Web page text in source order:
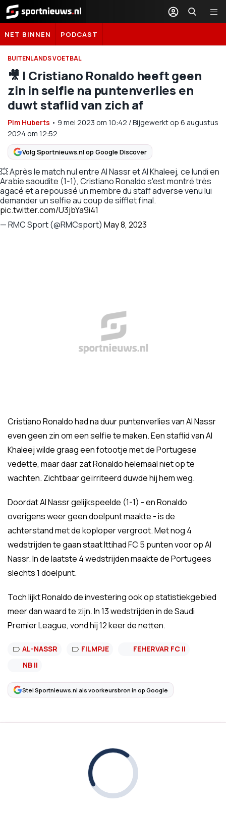
Sportnieuws.nl
NET BINNEN PODCAST
BUITENLANDS VOETBAL
🎥 | Cristiano Ronaldo heeft geen
zin in selfie na puntenverlies en
duwt staflid van zich af
Pim Huberts • 9 mei 2023 om 10:42 /Bijgewerkt op 6 augustus
2024 om 12:52
Volg Sportnieuws.nl op Google Discover
💥 Après le match nul entre Al Nassr et Al Khaleej, ce lundi en
Arabie saoudite (1-1), Cristiano Ronaldo s'est montré très
agacé et a repoussé un membre du staff adverse venu lui
demander un selfie au coup de sifflet final.
pic.twitter.com/U3jbYa9i41
— RMC Sport (@RMCsport) May 8, 2023
Cristiano Ronaldo had na duur puntenverlies van Al Nassr
even geen zin om een selfie te maken. Een staflid van Al
Khaleej wilde graag een fotootje met de Portugese
vedette, maar daar zat Ronaldo helemaal niet op te
wachten. Zichtbaar geïrriteerd duwde hij hem weg.
Doordat Al Nassr gelijkspeelde (1-1) - en Ronaldo
overigens weer geen doelpunt maakte - is de
achterstand met de koploper vergroot. Met nog 4
wedstrijden te gaan staat Ittihad FC 5 punten voor op Al
Nassr. In de laatste 4 wedstrijden maakte de Portugees
slechts 1 doelpunt.
Toch lijkt Ronaldo de investering ook op statistiekgebied
meer dan waard te zijn. In 13 wedstrijden in de Saudi
Premier League, vond hij 12 keer de netten.
AL-NASSR FILMPJE
FEHERVAR FC II
NB II
Stel Sportnieuws.nl als voorkeursbron in op Google